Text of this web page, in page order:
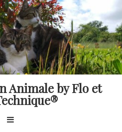
Animale by Flo et